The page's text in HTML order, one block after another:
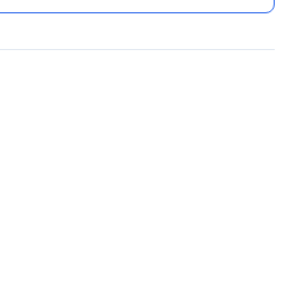
ทำเลเขตสาทร กรุงเทพฯ ใกล้